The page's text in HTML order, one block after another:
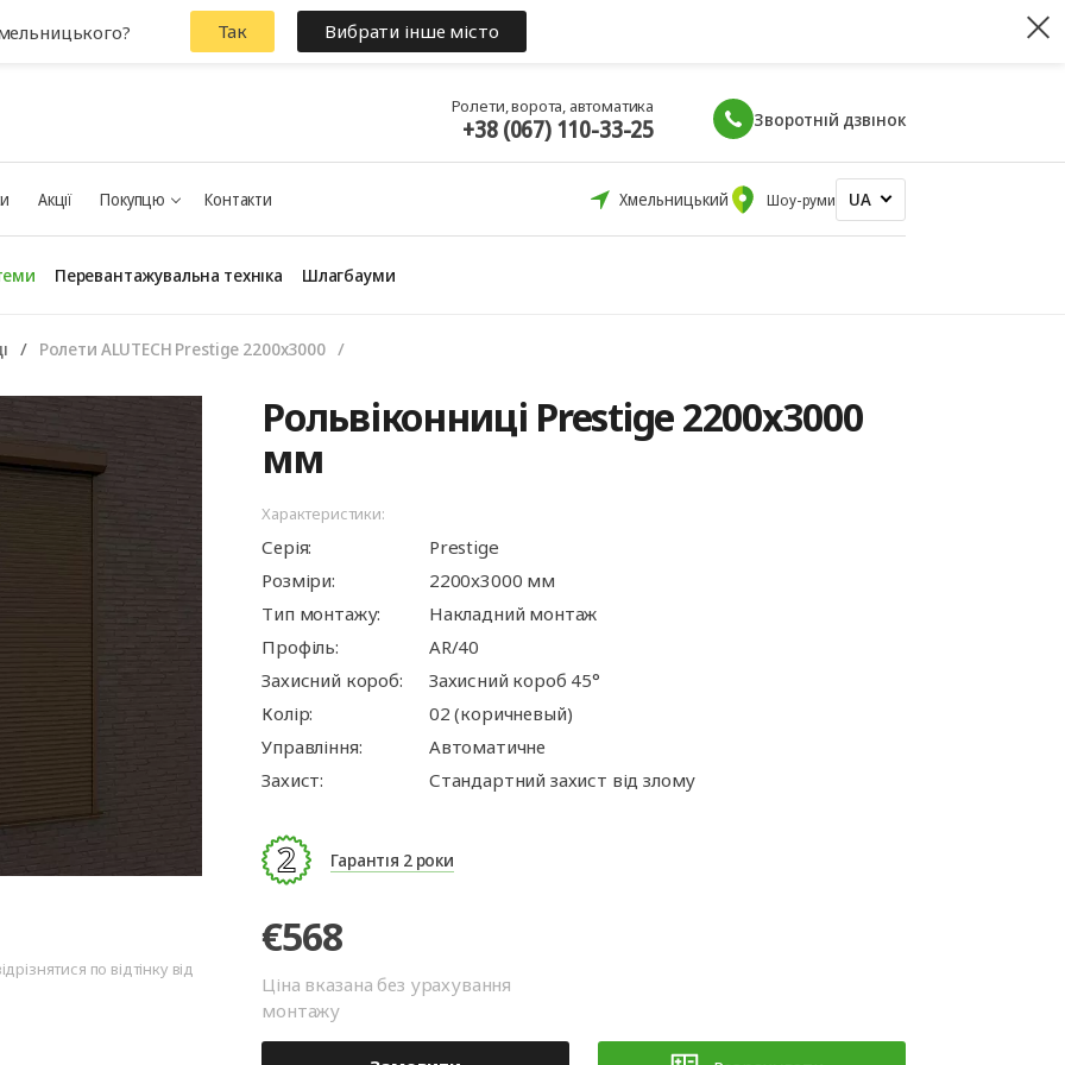
Ролети, ворота, автоматика
+38 (067) 110-33-25 Зворотній дзвінок
Акції Покупцю Контакти Хмельницький Шоу-руми UA
Панорамні ворота
Автоматика для
гаражних воріт
Автоматика для
промислових воріт
Ролетні решітки
Перевантажувальна техніка
Перевантажувальні
Перевантажувальні
тамбури
Шлагбауми
Ролети ALUTECH Prestige 2200x3000
по відтінку від
Рольвіконниці Prestige 2200x3000
мм
Характеристики:
Серія:
Prestige
Розміри:
2200x3000 мм
Тип монтажу:
Накладний монтаж
Профіль:
AR/40
Захисний короб:
Захисний короб 45°
Колір:
02 (коричневый)
Управління:
Автоматичне
Захист:
Стандартний захист від злому
Гарантія 2 роки
€568
Ціна вказана без урахування
монтажу
Так Вибрати інше місто